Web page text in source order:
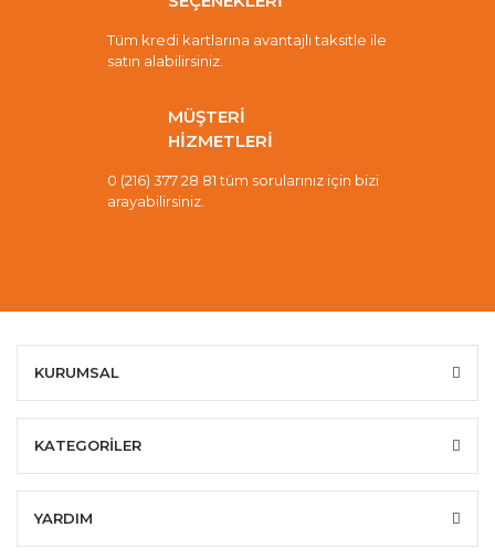
Tüm kredi kartlarına avantajlı taksitle ile
satın alabilirsiniz.
MÜŞTERİ
HİZMETLERİ
0 (216) 377 28 81 tüm sorularınız için bizi
arayabilirsiniz.
KURUMSAL
KATEGORİLER
YARDIM